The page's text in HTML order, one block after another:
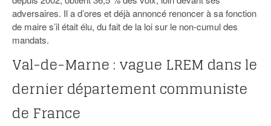
adversaires. Il a d’ores et déjà annoncé renoncer à sa fonction
de maire s’il était élu, du fait de la loi sur le non-cumul des
mandats.
Val-de-Marne : vague LREM dans le
dernier département communiste
de France